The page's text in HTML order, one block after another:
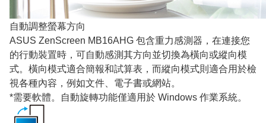
自動調整螢幕方向
ASUS ZenScreen MB16AHG 包含重力感測器，在連接您
的行動裝置時，可自動感測其方向並切換為橫向或縱向模
式。橫向模式適合簡報和試算表，而縱向模式則適合用於檢
視各種內容，例如文件、電子書或網站。
*需要軟體。自動旋轉功能僅適用於 Windows 作業系統。